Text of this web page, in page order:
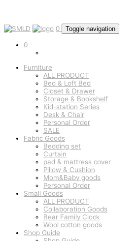
0 Toggle navigation
0
Furniture
ALL PRODUCT
Bed & Loft Bed
Closet & Drawer
Storage & Bookshelf
Kid-station Series
Desk & Chair
Personal Order
SALE
Fabric Goods
Bedding set
Curtain
pad & mattress cover
Pillow & Cushion
Mom&Baby goods
Personal Order
Small Goods
ALL PRODUCT
Collaboration Goods
Bear Family Clock
Wool cotton goods
Shop Guide